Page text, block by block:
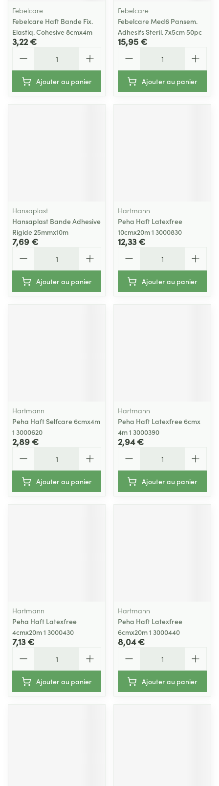
Febelcare
Febelcare Haft Bande Fix.
Elastiq. Cohesive 8cmx4m
3,22 €
Ajouter au panier
Febelcare
Febelcare Med6 Pansem.
Adhesifs Steril. 7x5cm 50pc
15,95 €
Ajouter au panier
Hansaplast
Hansaplast Bande Adhesive
Rigide 25mmx10m
7,69 €
Ajouter au panier
Hartmann
Peha Haft Latexfree
10cmx20m 1 3000830
12,33 €
Ajouter au panier
Hartmann
Peha Haft Selfcare 6cmx4m
1 3000620
2,89 €
Ajouter au panier
Hartmann
Peha Haft Latexfree 6cmx
4m 1 3000390
2,94 €
Ajouter au panier
Hartmann
Peha Haft Latexfree
4cmx20m 1 3000430
7,13 €
Ajouter au panier
Hartmann
Peha Haft Latexfree
6cmx20m 1 3000440
8,04 €
Ajouter au panier